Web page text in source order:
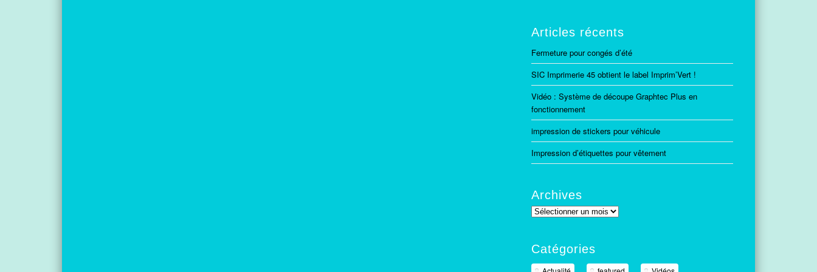
Articles récents
Fermeture pour congés d’été
SIC Imprimerie 45 obtient le label Imprim’Vert !
Vidéo : Système de découpe Graphtec Plus en
fonctionnement
impression de stickers pour véhicule
Impression d’étiquettes pour vêtement
Archives
Archives
Catégories